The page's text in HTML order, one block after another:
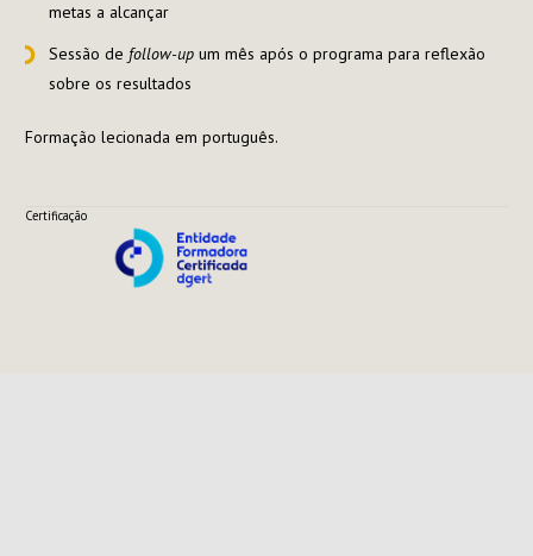
metas a alcançar
Sessão de follow-up um mês após o programa para reflexão
sobre os resultados
Formação lecionada em português.
Certificação